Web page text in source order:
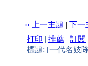
‹‹ 上一主題 | 下一
打印 | 推薦 | 訂閱
標題: [一代名妓